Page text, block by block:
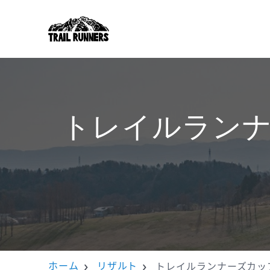
トレイルラン
ホーム リザルト トレイルランナーズカ